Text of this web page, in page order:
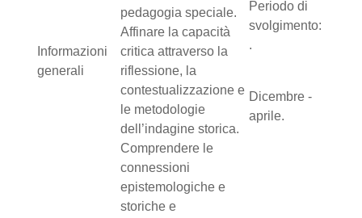
Informazioni
generali
pedagogia speciale.
Affinare la capacità
critica attraverso la
riflessione, la
contestualizzazione e
le metodologie
dell’indagine storica.
Comprendere le
connessioni
epistemologiche e
storiche e
Periodo di
svolgimento:
.
Dicembre -
aprile.